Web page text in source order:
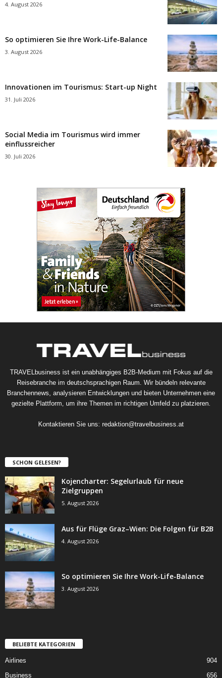
4. August 2026
So optimieren Sie Ihre Work-Life-Balance
3. August 2026
Innovationen im Tourismus: Start-up Night
31. Juli 2026
Social Media im Tourismus wird immer
einflussreicher
30. Juli 2026
TRAVELbusiness ist ein unabhängiges B2B-Medium mit Fokus auf die
Reisebranche im deutschsprachigen Raum. Wir bündeln relevante
Branchennews, analysieren Entwicklungen und bieten Unternehmen eine
gezielte Plattform, um ihre Themen im richtigen Umfeld zu platzieren.
Kontaktieren Sie uns: redaktion@travelbusiness.at
SCHON GELESEN?
Kojencharter: Segelurlaub für neue
Zielgruppen
5. August 2026
Aus für Flüge Graz–Wien: Die Folgen für B2B
4. August 2026
So optimieren Sie Ihre Work-Life-Balance
3. August 2026
BELIEBTE KATEGORIEN
Airlines
904
Business
656